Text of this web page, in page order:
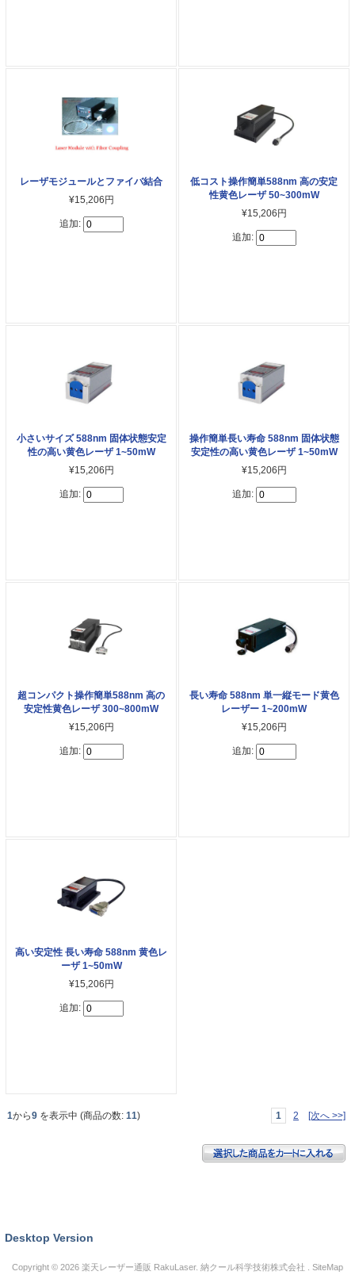
レーザモジュールとファイバ結合
¥15,206円
追加:
低コスト操作簡単588nm 高の安定
性黄色レーザ 50~300mW
¥15,206円
追加:
小さいサイズ 588nm 固体状態安定
性の高い黄色レーザ 1~50mW
¥15,206円
追加:
操作簡単長い寿命 588nm 固体状態
安定性の高い黄色レーザ 1~50mW
¥15,206円
追加:
超コンパクト操作簡単588nm 高の
安定性黄色レーザ 300~800mW
¥15,206円
追加:
長い寿命 588nm 単一縦モード黄色
レーザー 1~200mW
¥15,206円
追加:
高い安定性 長い寿命 588nm 黄色レ
ーザ 1~50mW
¥15,206円
追加:
1から9 を表示中 (商品の数: 11) 1 2 [次へ >>]
Desktop Version
Copyright © 2026 楽天レーザー通販 RakuLaser. 納クール科学技術株式会社 . SiteMap